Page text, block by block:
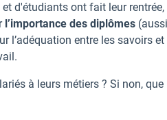
d'étudiants ont fait leur
l’importance des diplômes
l’adéquation entre les savoirs
à leurs métiers ? Si non,